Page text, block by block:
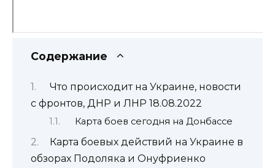
Содержание
Что происходит на Украине, новости
с фронтов, ДНР и ЛНР 18.08.2022
Карта боев сегодня на Донбассе
Карта боевых действий на Украине в
обзорах Подоляка и Онуфриенко